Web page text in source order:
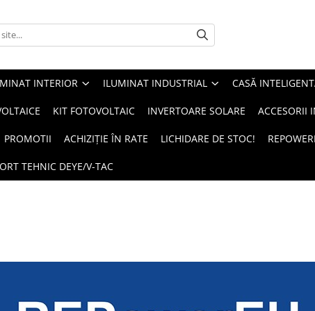
INTERIOR ILUMINAT INDUSTRIAL CASĂ
KIT FOTOVOLTAIC INVERTOARE SOLARE ACCESORII
PROMOTII ACHIZIȚIE ÎN RATE LICHIDARE DE STOC!
TEHNIC DEYE/V-TAC